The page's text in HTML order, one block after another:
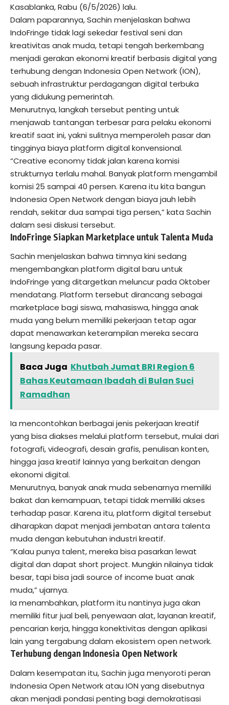
Kasablanka, Rabu (6/5/2026) lalu.
Dalam paparannya, Sachin menjelaskan bahwa
IndoFringe tidak lagi sekedar festival seni dan
kreativitas anak muda, tetapi tengah berkembang
menjadi gerakan ekonomi kreatif berbasis digital yang
terhubung dengan Indonesia Open Network (ION),
sebuah infrastruktur perdagangan digital terbuka
yang didukung pemerintah.
Menurutnya, langkah tersebut penting untuk
menjawab tantangan terbesar para pelaku ekonomi
kreatif saat ini, yakni sulitnya memperoleh pasar dan
tingginya biaya platform digital konvensional.
“Creative economy tidak jalan karena komisi
strukturnya terlalu mahal. Banyak platform mengambil
komisi 25 sampai 40 persen. Karena itu kita bangun
Indonesia Open Network dengan biaya jauh lebih
rendah, sekitar dua sampai tiga persen,” kata Sachin
dalam sesi diskusi tersebut.
IndoFringe Siapkan Marketplace untuk Talenta Muda
Sachin menjelaskan bahwa timnya kini sedang
mengembangkan platform digital baru untuk
IndoFringe yang ditargetkan meluncur pada Oktober
mendatang. Platform tersebut dirancang sebagai
marketplace bagi siswa, mahasiswa, hingga anak
muda yang belum memiliki pekerjaan tetap agar
dapat menawarkan keterampilan mereka secara
langsung kepada pasar.
Baca Juga Khutbah Jumat BRI Region 6
Bahas Keutamaan Ibadah di Bulan Suci
Ramadhan
Ia mencontohkan berbagai jenis pekerjaan kreatif
yang bisa diakses melalui platform tersebut, mulai dari
fotografi, videografi, desain grafis, penulisan konten,
hingga jasa kreatif lainnya yang berkaitan dengan
ekonomi digital.
Menurutnya, banyak anak muda sebenarnya memiliki
bakat dan kemampuan, tetapi tidak memiliki akses
terhadap pasar. Karena itu, platform digital tersebut
diharapkan dapat menjadi jembatan antara talenta
muda dengan kebutuhan industri kreatif.
“Kalau punya talent, mereka bisa pasarkan lewat
digital dan dapat short project. Mungkin nilainya tidak
besar, tapi bisa jadi source of income buat anak
muda,” ujarnya.
Ia menambahkan, platform itu nantinya juga akan
memiliki fitur jual beli, penyewaan alat, layanan kreatif,
pencarian kerja, hingga konektivitas dengan aplikasi
lain yang tergabung dalam ekosistem open network.
Terhubung dengan Indonesia Open Network
Dalam kesempatan itu, Sachin juga menyoroti peran
Indonesia Open Network atau ION yang disebutnya
akan menjadi pondasi penting bagi demokratisasi